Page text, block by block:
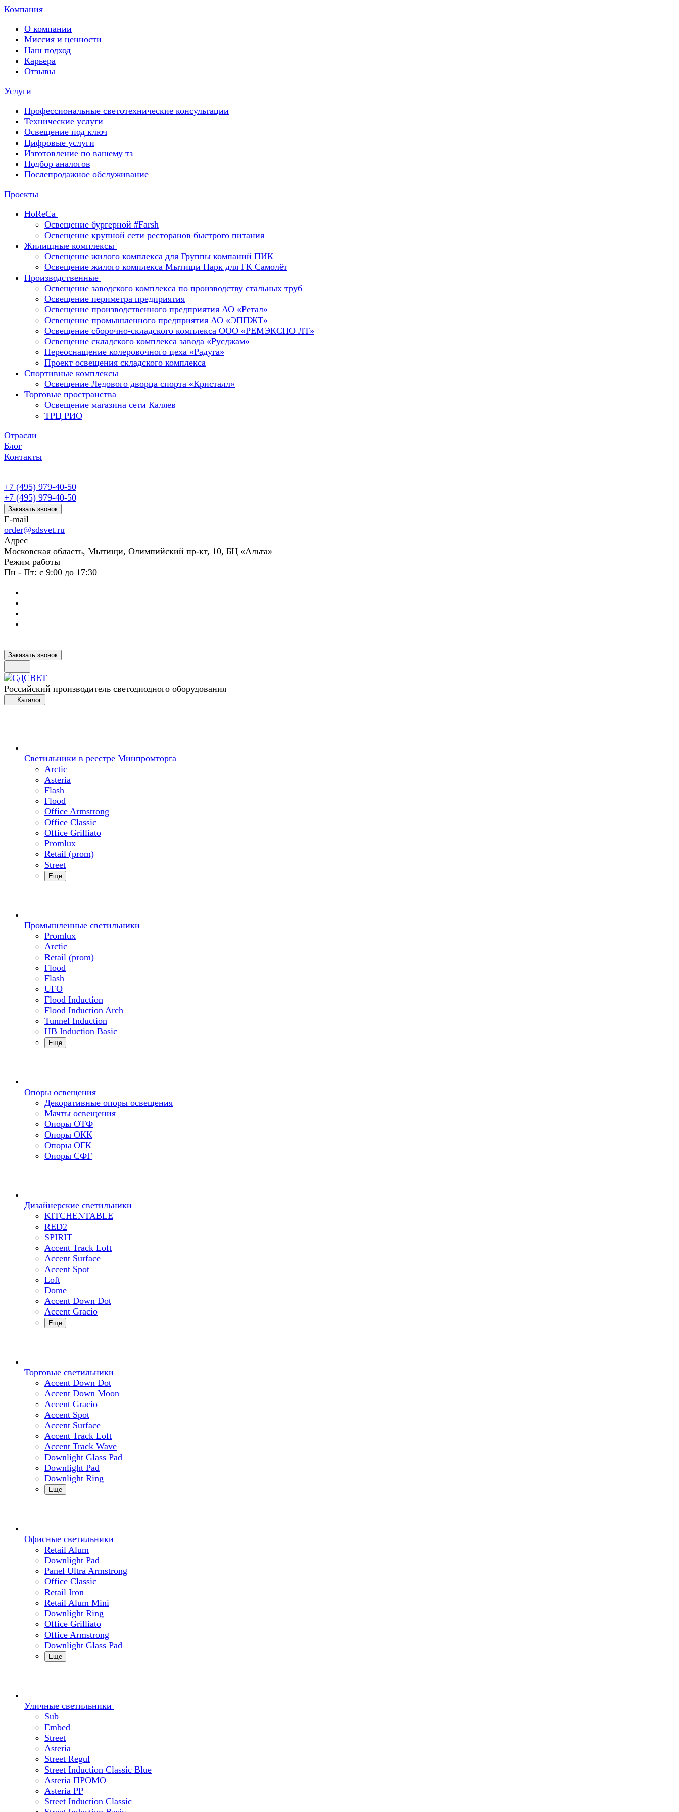
Компания
О компании
Миссия и ценности
Наш подход
Карьера
Отзывы
Услуги
Профессиональные светотехнические консультации
Технические услуги
Освещение под ключ
Цифровые услуги
Изготовление по вашему тз
Подбор аналогов
Послепродажное обслуживание
Проекты
HoReCa
Освещение бургерной #Farsh
Освещение крупной сети ресторанов быстрого питания
Жилищные комплексы
Освещение жилого комплекса для Группы компаний ПИК
Освещение жилого комплекса Мытищи Парк для ГК Самолёт
Производственные
Освещение заводского комплекса по производству стальных труб
Освещение периметра предприятия
Освещение производственного предприятия АО «Ретал»
Освещение промышленного предприятия АО «ЭППЖТ»
Освещение сборочно-складского комплекса ООО «РЕМЭКСПО ЛТ»
Освещение складского комплекса завода «Русджам»
Переоснащение колеровочного цеха «Радуга»
Проект освещения складского комплекса
Спортивные комплексы
Освещение Ледового дворца спорта «Кристалл»
Торговые пространства
Освещение магазина сети Каляев
ТРЦ РИО
Отрасли
Блог
Контакты
+7 (495) 979-40-50
+7 (495) 979-40-50
Заказать звонок
E-mail
order@sdsvet.ru
Адрес
Московская область, Мытищи, Олимпийский пр-кт, 10, БЦ «Альта»
Режим работы
Пн - Пт: с 9:00 до 17:30
Заказать звонок
Российский производитель светодиодного оборудования
Каталог
Светильники в реестре Минпромторга
Arctic
Asteria
Flash
Flood
Office Armstrong
Office Classic
Office Grilliato
Promlux
Retail (prom)
Street
Еще
Промышленные светильники
Promlux
Arctic
Retail (prom)
Flood
Flash
UFO
Flood Induction
Flood Induction Arch
Tunnel Induction
HB Induction Basic
Еще
Опоры освещения
Декоративные опоры освещения
Мачты освещения
Опоры ОТФ
Опоры ОКК
Опоры ОГК
Опоры СФГ
Дизайнерские светильники
KITCHENTABLE
RED2
SPIRIT
Accent Track Loft
Accent Surface
Accent Spot
Loft
Dome
Accent Down Dot
Accent Gracio
Еще
Торговые светильники
Accent Down Dot
Accent Down Moon
Accent Gracio
Accent Spot
Accent Surface
Accent Track Loft
Accent Track Wave
Downlight Glass Pad
Downlight Pad
Downlight Ring
Еще
Офисные светильники
Retail Alum
Downlight Pad
Panel Ultra Armstrong
Office Classic
Retail Iron
Retail Alum Mini
Downlight Ring
Office Grilliato
Office Armstrong
Downlight Glass Pad
Еще
Уличные светильники
Sub
Embed
Street
Asteria
Street Regul
Street Induction Classic Blue
Asteria ПРОМО
Asteria PP
Street Induction Classic